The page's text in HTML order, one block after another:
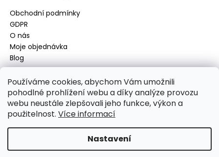
Používáme cookies, abychom Vám umožnili
pohodlné prohlížení webu a díky analýze provozu
webu neustále zlepšovali jeho funkce, výkon a
použitelnost. Více informací
Nastavení
Obchodní podmínky
GDPR
O nás
Moje objednávka
Blog
Kontakt
disamsafety@disamsafety.cz
596 624 947
Sledujte nás na Facebooku